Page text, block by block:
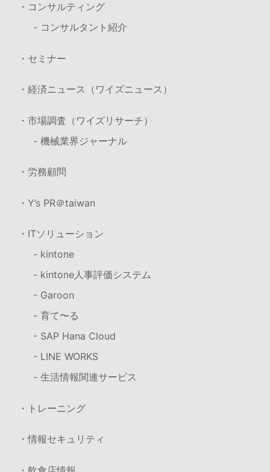
・コンサルティング
- コンサルタント紹介
・セミナー
・経済ニュース（ワイズニュース）
・市場調査（ワイズリサーチ）
- 機械業界ジャーナル
・労務顧問
・Y’s PR＠taiwan
・ITソリューション
- kintone
- kintone人事評価システム
- Garoon
- 育て〜る
- SAP Hana Cloud
- LINE WORKS
- 生活情報関連サービス
・トレーニング
・情報セキュリティ